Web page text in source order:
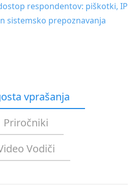
respondentov: piškotki, IP
sistemsko prepoznavanja
vprašanja
Priročniki
Vodiči